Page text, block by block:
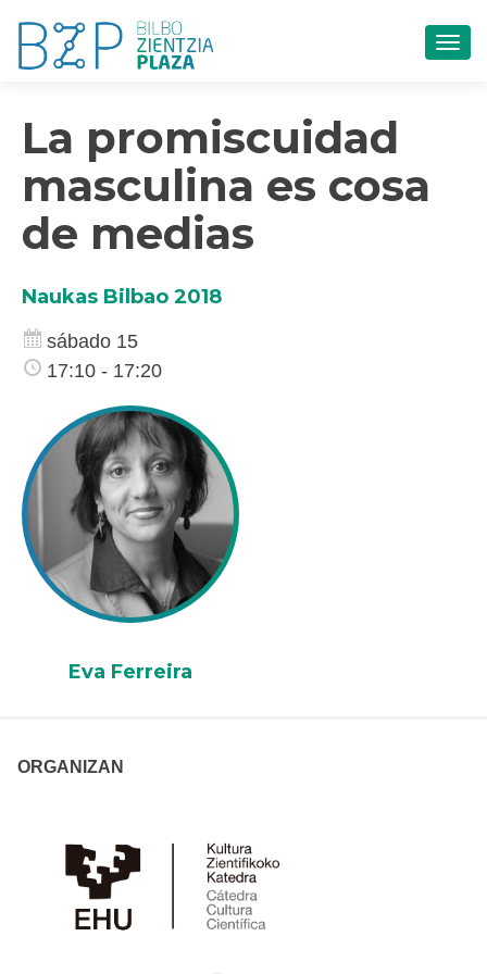
La promiscuidad
masculina es cosa
de medias
Naukas Bilbao 2018
sábado 15
17:10 - 17:20
Eva Ferreira
ORGANIZAN